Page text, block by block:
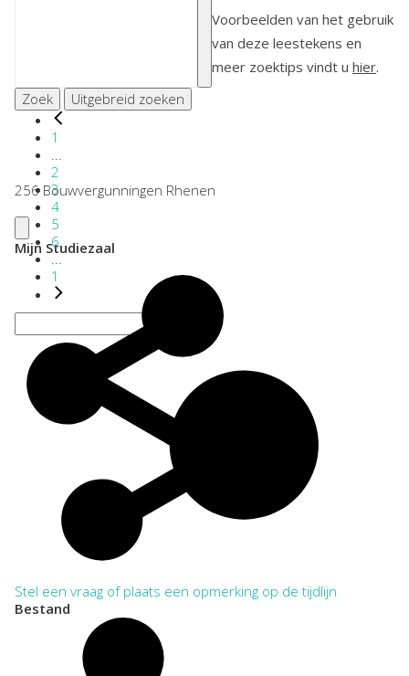
Voorbeelden van het gebruik
van deze leestekens en
meer zoektips vindt u hier.
Zoek
Uitgebreid zoeken
1
2
3
4
5
6
...
1
256 Bouwvergunningen Rhenen
Mijn Studiezaal
Stel een vraag of plaats een opmerking op de tijdlijn
Bestand